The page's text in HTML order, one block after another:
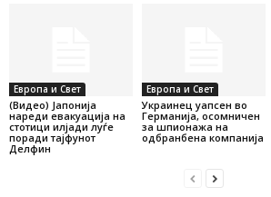
Европа и Свет
(Видео) Јапонија
нареди евакуација на
стотици илјади луѓе
поради тајфунот
Делфин
Европа и Свет
Украинец уапсен во
Германија, осомничен
за шпионажа на
одбранбена компанија